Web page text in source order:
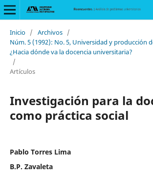
Inicio / Archivos /
Núm. 5 (1992): No. 5, Universidad y producción
¿Hacia dónde va la docencia universitaria?
/
Artículos
Investigación para la
como práctica social
Pablo Torres Lima
B.P. Zavaleta